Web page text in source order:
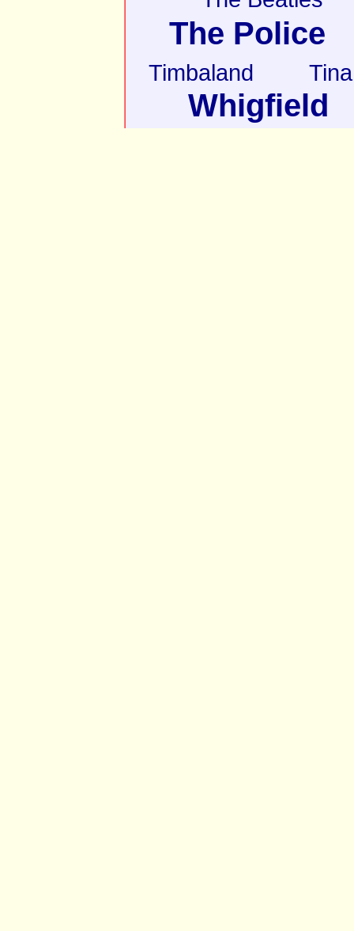
The Police
Timbaland
Whigfield